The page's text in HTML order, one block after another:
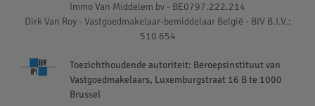
Immo Van Middelem bv - BE0797.222.214
Dirk Van Roy - Vastgoedmakelaar-bemiddelaar België - BIV B.I.V.:
510 654
Toezichthoudende autoriteit: Beroepsinstituut van
Vastgoedmakelaars, Luxemburgstraat 16 B te 1000
Brussel